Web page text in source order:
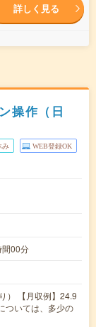
詳しく見る
操作（日
み WEB登録OK
間00分
） 【月収例】24.9
ついては、多少の